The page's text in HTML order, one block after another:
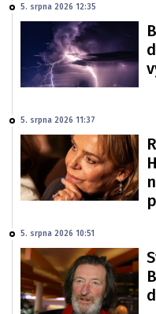
5. srpna 2026 12:35
5. srpna 2026 11:37
5. srpna 2026 10:51